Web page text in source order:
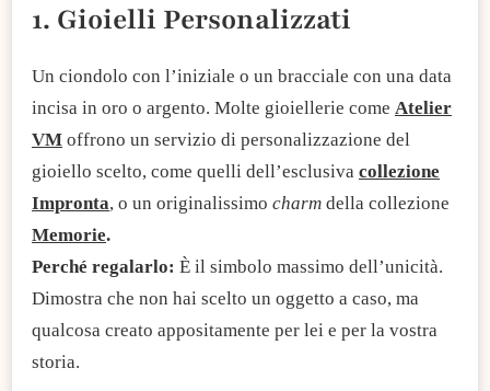
1. Gioielli Personalizzati
Un ciondolo con l’iniziale o un bracciale con una data
incisa in oro o argento. Molte gioiellerie come Atelier
VM offrono un servizio di personalizzazione del
gioiello scelto, come quelli dell’esclusiva collezione
Impronta, o un originalissimo charm della collezione
Memorie.
Perché regalarlo: È il simbolo massimo dell’unicità.
Dimostra che non hai scelto un oggetto a caso, ma
qualcosa creato appositamente per lei e per la vostra
storia.